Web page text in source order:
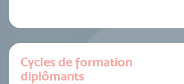
Cycles de formation
diplômants